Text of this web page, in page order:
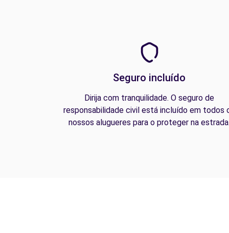
Seguro incluído
Dirija com tranquilidade. O seguro de
responsabilidade civil está incluído em todos
nossos alugueres para o proteger na